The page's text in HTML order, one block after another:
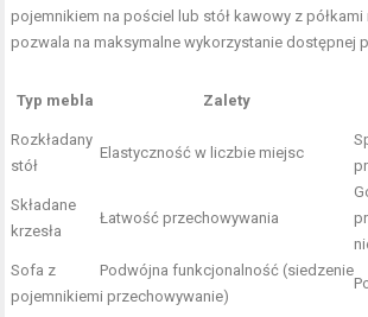
pojemnikiem na pościel lub stół kawowy z półkami
pozwala na maksymalne wykorzystanie dostępnej
Typ mebla Zalety
Rozkładany
stół
Elastyczność w liczbie miejsc
Składane
krzesła
Łatwość przechowywania
Sofa z
pojemnikiem
Podwójna funkcjonalność (siedzenie
i przechowywanie)